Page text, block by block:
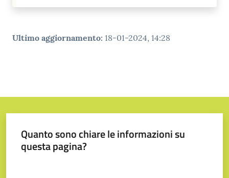
Ultimo aggiornamento: 18-01-2024, 14:28
Quanto sono chiare le informazioni su
questa pagina?